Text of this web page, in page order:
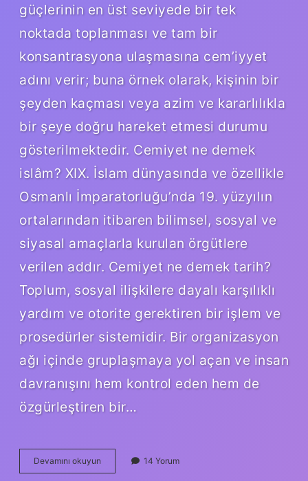
güçlerinin en üst seviyede bir tek
noktada toplanması ve tam bir
konsantrasyona ulaşmasına cem’iyyet
adını verir; buna örnek olarak, kişinin bir
şeyden kaçması veya azim ve kararlılıkla
bir şeye doğru hareket etmesi durumu
gösterilmektedir. Cemiyet ne demek
islâm? XIX. İslam dünyasında ve özellikle
Osmanlı İmparatorluğu’nda 19. yüzyılın
ortalarından itibaren bilimsel, sosyal ve
siyasal amaçlarla kurulan örgütlere
verilen addır. Cemiyet ne demek tarih?
Toplum, sosyal ilişkilere dayalı karşılıklı
yardım ve otorite gerektiren bir işlem ve
prosedürler sistemidir. Bir organizasyon
ağı içinde gruplaşmaya yol açan ve insan
davranışını hem kontrol eden hem de
özgürleştiren bir…
Devamını okuyun Cemiyyet
Ne
14 Yorum